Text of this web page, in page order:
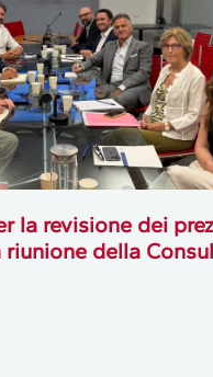
la revisione dei
riunione della